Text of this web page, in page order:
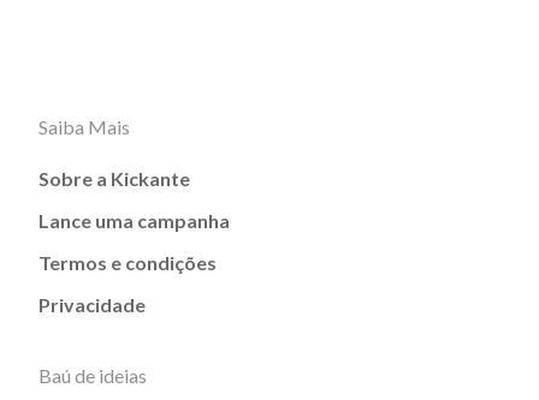
Saiba Mais
Sobre a Kickante
Lance uma campanha
Termos e condições
Privacidade
Baú de ideias